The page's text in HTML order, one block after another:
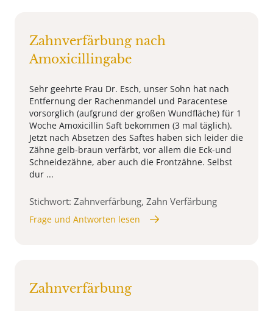
Zahnverfärbung nach
Amoxicillingabe
Sehr geehrte Frau Dr. Esch, unser Sohn hat nach
Entfernung der Rachenmandel und Paracentese
vorsorglich (aufgrund der großen Wundfläche) für 1
Woche Amoxicillin Saft bekommen (3 mal täglich).
Jetzt nach Absetzen des Saftes haben sich leider die
Zähne gelb-braun verfärbt, vor allem die Eck-und
Schneidezähne, aber auch die Frontzähne. Selbst
dur ...
Stichwort: Zahnverfärbung, Zahn Verfärbung
Frage und Antworten lesen
Zahnverfärbung